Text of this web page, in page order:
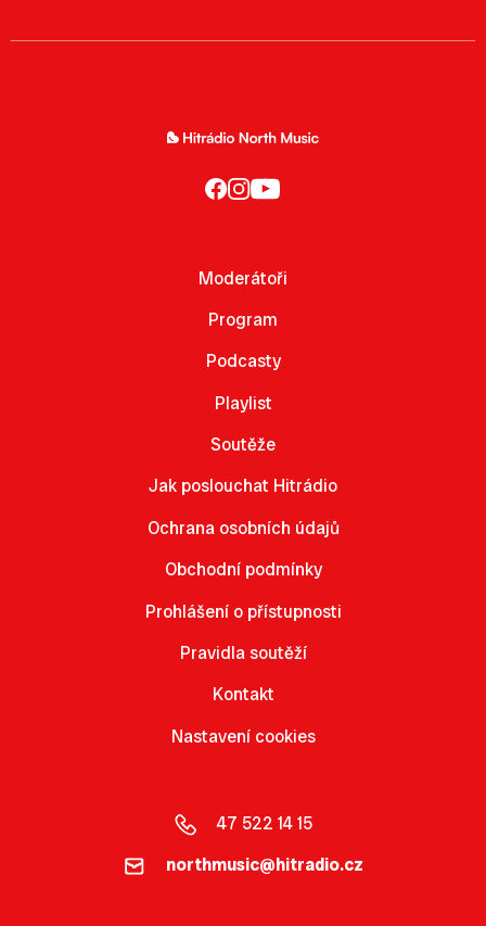
Moderátoři
Program
Podcasty
Playlist
Soutěže
Jak poslouchat Hitrádio
Ochrana osobních údajů
Obchodní podmínky
Prohlášení o přístupnosti
Pravidla soutěží
Kontakt
Nastavení cookies
47 522 14 15
northmusic@hitradio.cz